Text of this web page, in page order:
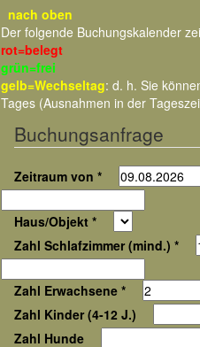
nach oben
Der folgende Buchungskalender
rot=belegt
grün=frei
gelb=Wechseltag: d. h. Sie
Tages (Ausnahmen in der
Buchungsanfrage
Zeitraum von *
Haus/Objekt *
Zahl Schlafzimmer (mind.) *
Zahl Erwachsene *
Zahl Kinder (4-12 J.)
Zahl Hunde